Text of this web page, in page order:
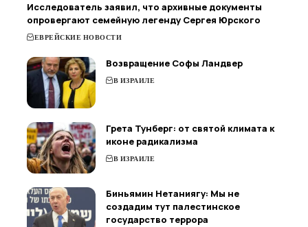
Исследователь заявил, что архивные документы
опровергают семейную легенду Сергея Юрского
ЕВРЕЙСКИЕ НОВОСТИ
Возвращение Софы Ландвер
В ИЗРАИЛЕ
Грета Тунберг: от святой климата к
иконе радикализма
В ИЗРАИЛЕ
Биньямин Нетаниягу: Мы не
создадим тут палестинское
государство террора